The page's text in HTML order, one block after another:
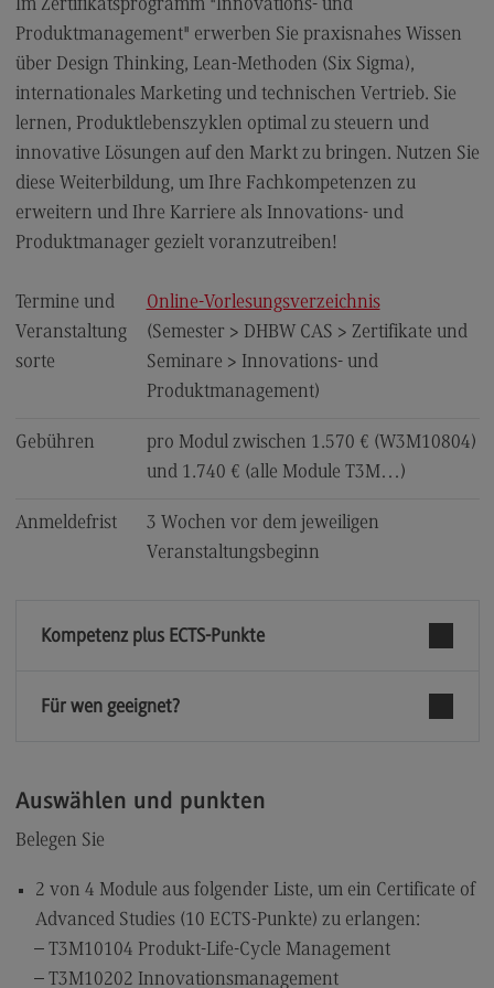
FAQ für Einzelpersonen
FAQ für Unternehmen und Einrichtungen
Satzungen
Die Hochschule
Hochschulweiterbildung@BW
DHBW
(External link)
Ansprechpersonen
Wegbeschreibung
Kontaktformular
Im Zertifikatsprogramm "Innovations- und
Produktmanagement" erwerben Sie praxisnahes Wissen
über Design Thinking, Lean-Methoden (Six Sigma),
internationales Marketing und technischen Vertrieb. Sie
lernen, Produktlebenszyklen optimal zu steuern und
innovative Lösungen auf den Markt zu bringen. Nutzen Sie
diese Weiterbildung, um Ihre Fachkompetenzen zu
erweitern und Ihre Karriere als Innovations- und
Produktmanager gezielt voranzutreiben​!
Termine und
Veranstaltung
sorte
Online-Vorlesungsverzeichnis
(Semester > DHBW CAS > Zertifikate und
Seminare > Innovations- und
Produktmanagement)
Gebühren
pro Modul zwischen 1.570 € (W3M10804)
und 1.740 € (alle Module T3M…)
Anmeldefrist
3 Wochen vor dem jeweiligen
Veranstaltungsbeginn
Kompetenz plus ECTS-Punkte
Für wen geeignet?
Auswählen und punkten
Belegen Sie
2 von 4 Module aus folgender Liste, um ein Certificate of
Advanced Studies (10 ECTS-Punkte) zu erlangen:
T3M10104 Produkt-Life-Cycle Management
T3M10202 Innovationsmanagement